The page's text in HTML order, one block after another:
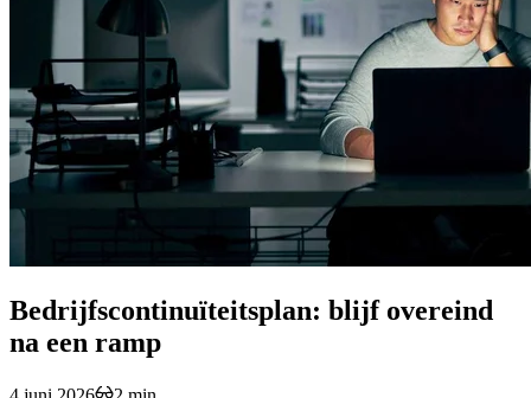
Bedrijfscontinuïteitsplan: blijf overeind
na een ramp